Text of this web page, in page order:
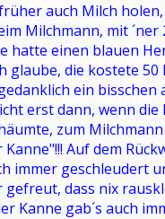
auch Milch
Milchmann, mit
hatte einen blauen
glaube, die kostete 50
ein bisschen
erst dann, wenn
zum
Auf dem
immer geschleudert
gefreut, dass nix
Kanne gab´s auch